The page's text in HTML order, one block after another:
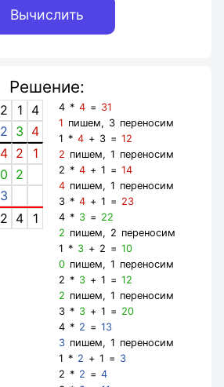
Решение:
2 1
4
2 3 4
4 2
1
0 2
3
2 4 1
4 *4 = 31
1 пишем, 3 переносим
1 *4 + 3 =12
2 пишем, 1 переносим
2 *4 + 1 =14
4 пишем, 1 переносим
3 *4 + 1 = 23
4 * 3 = 22
2 пишем, 2 переносим
1 * 3 + 2 =10
0 пишем, 1 переносим
2 * 3 + 1 =12
2 пишем, 1 переносим
3 * 3 + 1 = 20
4 * 2 =13
3 пишем, 1 переносим
1 * 2 + 1 = 3
2 * 2 =4